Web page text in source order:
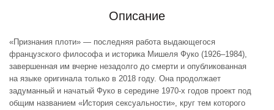
Описание
«Признания плоти» — последняя работа выдающегося
французского философа и историка Мишеля Фуко (1926–1984),
завершенная им вчерне незадолго до смерти и опубликованная
на языке оригинала только в 2018 году. Она продолжает
задуманный и начатый Фуко в середине 1970-х годов проект под
общим названием «История сексуальности», круг тем которого